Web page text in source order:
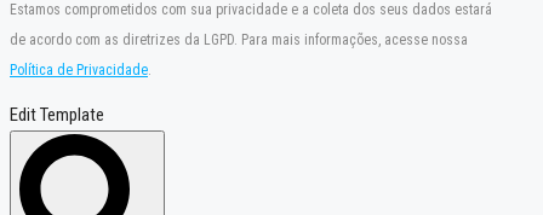
Estamos comprometidos com sua privacidade e a coleta dos seus dados estará
de acordo com as diretrizes da LGPD. Para mais informações, acesse nossa
Política de Privacidade.
Edit Template